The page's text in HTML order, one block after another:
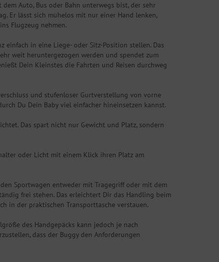
Auto, Bus oder Bahn unterwegs bist, der sehr
Er lässt sich mühelos mit nur einer Hand lenken,
Flugzeug nehmen.
einfach in eine Liege- oder Sitz-Position stellen. Das
weit heruntergezogen werden und spendet zum
Dein Kleinstes die Fahrten und Reisen durchweg
und stufenloser Gurtverstellung von vorne
Du Dein Baby viel einfacher hineinsetzen kannst.
Das spart nicht nur Gewicht und Platz, sondern
oder Licht mit einem Klick ihren Platz am
Sportwagen entweder mit Tragegriff oder mit dem
frei stehen. Das erleichtert Dir das Handling beim
in der praktischen Transporttasche verstauen.
des Handgepäcks kann jedoch je nach
dass der Buggy den Anforderungen